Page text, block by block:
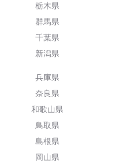
栃木県
群馬県
千葉県
新潟県
兵庫県
奈良県
和歌山県
鳥取県
島根県
岡山県